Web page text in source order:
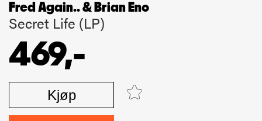
Fred Again.. & Brian Eno
Secret Life (LP)
469,-
Kjøp